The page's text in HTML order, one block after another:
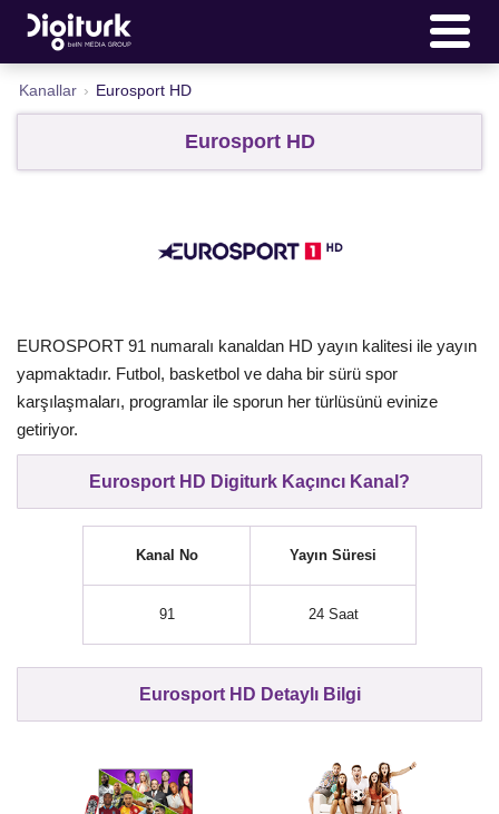
Kanallar › Eurosport HD
Eurosport HD
EUROSPORT 91 numaralı kanaldan HD yayın kalitesi ile yayın
yapmaktadır. Futbol, basketbol ve daha bir sürü spor
karşılaşmaları, programlar ile sporun her türlüsünü evinize
getiriyor.
Eurosport HD Digiturk Kaçıncı Kanal?
Kanal No Yayın Süresi
91 24 Saat
Eurosport HD Detaylı Bilgi